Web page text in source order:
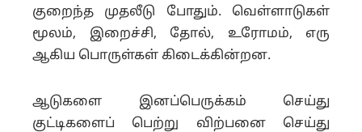
குறைந்த முதலீடு போதும். வெள்ளாடுகள்
மூலம், இறைச்சி, தோல், உரோமம், எரு
ஆகிய பொருள்கள் கிடைக்கின்றன.
ஆடுகளை இனப்பெருக்கம் செய்து
குட்டிகளைப் பெற்று விற்பனை செய்து